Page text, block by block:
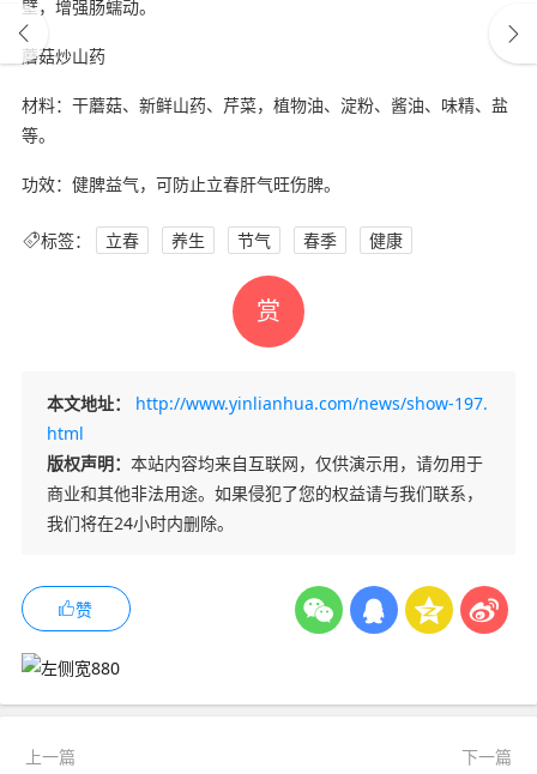
壁，增强肠蠕动。
蘑菇炒山药
材料：干蘑菇、新鲜山药、芹菜，植物油、淀粉、酱油、味精、盐
等。
功效：健脾益气，可防止立春肝气旺伤脾。
标签： 立春 养生 节气 春季 健康
赏
本文地址：
http://www.yinlianhua.com/news/show-197.
html
版权声明： 本站内容均来自互联网，仅供演示用，请勿用于
商业和其他非法用途。如果侵犯了您的权益请与我们联系，
我们将在24小时内删除。
赞
上一篇 下一篇